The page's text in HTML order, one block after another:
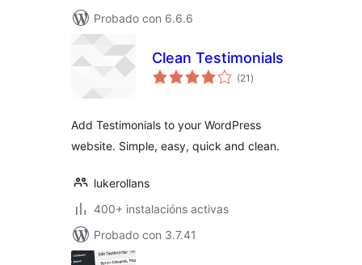
Probado con 6.6.6
Clean Testimonials
(21 valoracións
totais
)
Add Testimonials to your WordPress
website. Simple, easy, quick and clean.
lukerollans
400+ instalacións activas
Probado con 3.7.41